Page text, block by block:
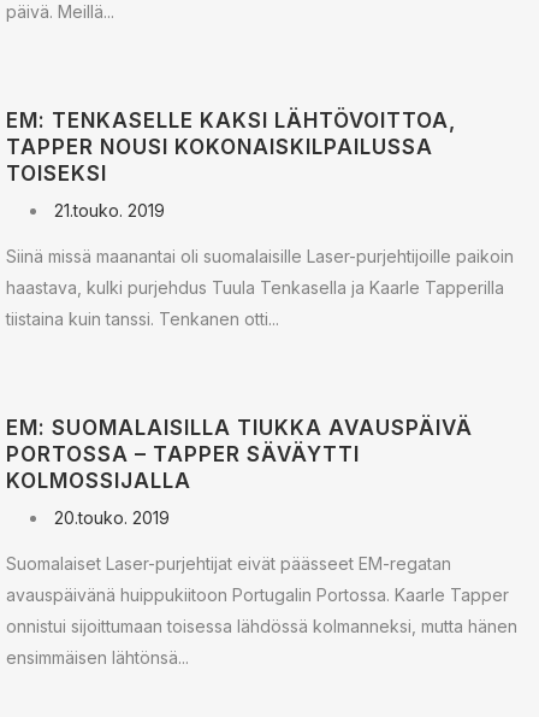
päivä. Meillä...
EM: TENKASELLE KAKSI LÄHTÖVOITTOA,
TAPPER NOUSI KOKONAISKILPAILUSSA
TOISEKSI
21.touko. 2019
Siinä missä maanantai oli suomalaisille Laser-purjehtijoille paikoin
haastava, kulki purjehdus Tuula Tenkasella ja Kaarle Tapperilla
tiistaina kuin tanssi. Tenkanen otti...
EM: SUOMALAISILLA TIUKKA AVAUSPÄIVÄ
PORTOSSA – TAPPER SÄVÄYTTI
KOLMOSSIJALLA
20.touko. 2019
Suomalaiset Laser-purjehtijat eivät päässeet EM-regatan
avauspäivänä huippukiitoon Portugalin Portossa. Kaarle Tapper
onnistui sijoittumaan toisessa lähdössä kolmanneksi, mutta hänen
ensimmäisen lähtönsä...